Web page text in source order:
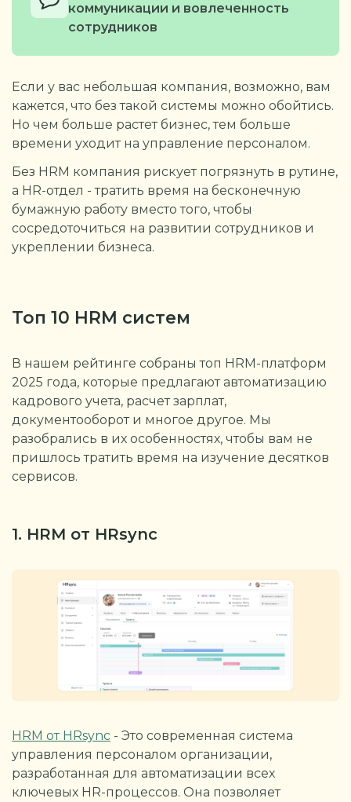
коммуникации и вовлеченность
сотрудников
Если у вас небольшая компания, возможно, вам
кажется, что без такой системы можно обойтись.
Но чем больше растет бизнес, тем больше
времени уходит на управление персоналом.
Без HRM компания рискует погрязнуть в рутине,
а HR-отдел - тратить время на бесконечную
бумажную работу вместо того, чтобы
сосредоточиться на развитии сотрудников и
укреплении бизнеса.
Топ 10 HRM систем
В нашем рейтинге собраны топ HRM-платформ
2025 года, которые предлагают автоматизацию
кадрового учета, расчет зарплат,
документооборот и многое другое. Мы
разобрались в их особенностях, чтобы вам не
пришлось тратить время на изучение десятков
сервисов.
1. HRM от HRsync
HRM от HRsync - Это современная система
управления персоналом организации,
разработанная для автоматизации всех
ключевых HR-процессов. Она позволяет